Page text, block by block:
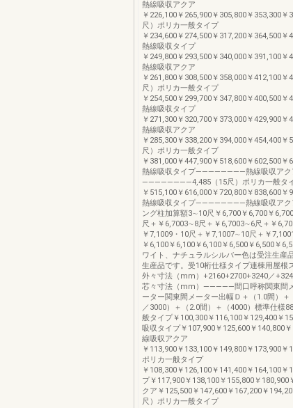
熱線吸収アクア
￥226,100￥265,900￥305,800￥353,300
尺）ポリカ一般タイプ
￥234,600￥274,500￥317,200￥364,500
熱線吸収タイプ
￥249,800￥293,500￥340,000￥391,100
熱線吸収アクア
￥261,800￥308,500￥358,000￥412,100
尺）ポリカ一般タイプ
￥254,500￥299,700￥347,800￥400,500
熱線吸収タイプ
￥271,300￥320,700￥373,000￥429,900
熱線吸収アクア
￥285,300￥338,200￥394,000￥454,400
尺）ポリカ一般タイプ
￥381,000￥447,900￥518,600￥602,500
熱線吸収タイプ――――――――熱線吸収アク
――――――――4,485（15尺）ポリカ一般タ
￥515,100￥616,000￥720,800￥838,600
熱線吸収タイプ――――――――熱線吸収ア
ング柱加算額3∼10尺￥6,700￥6,700￥
尺＋￥6,7003∼8尺＋￥6,7003∼6尺＋￥
￥7,1009・10尺＋￥7,1007∼10尺＋￥
￥6,100￥6,100￥6,100￥6,500￥6,500￥
ワイト、ナチュラルシルバー色は受注生産
生産品です。受10桁仕様タイプ連棟用屋根
外々寸法（mm）+2160+2700+3240／
芯々寸法（mm）―――――間口呼称関東間
ーター関東間メーター出幅Ｄ＋（1.0間）＋
／3000）＋（2.0間）＋（4000）標準仕様
般タイプ￥100,300￥116,100￥129,400￥
吸収タイプ￥107,900￥125,600￥140,800
線吸収アクア
￥113,900￥133,100￥149,800￥173,900￥
ポリカ一般タイプ
￥108,300￥126,100￥141,400￥164,100￥
プ￥117,900￥138,100￥155,800￥180,900
クア￥125,500￥147,600￥167,200￥
尺）ポリカ一般タイプ